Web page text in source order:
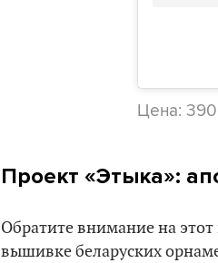
Цена:
Проект «Этыка»:
Обратите внимание на
вышивке беларуских